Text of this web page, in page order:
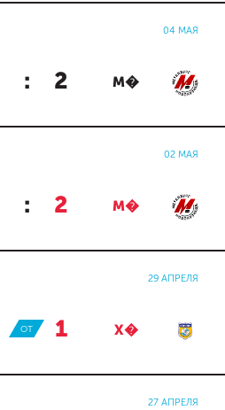
04 МАЯ
: 2 М�
02 МАЯ
: 2 М�
29 АПРЕЛЯ
: 1 Х�
ОТ
27 АПРЕЛЯ